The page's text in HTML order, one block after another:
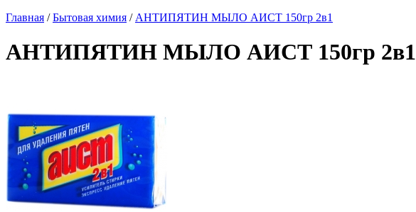
Главная /Бытовая химия / АНТИПЯТИН МЫЛО АИСТ 150гр 2в1
АНТИПЯТИН МЫЛО АИСТ 150гр 2в1